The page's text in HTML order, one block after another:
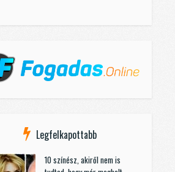
Legfelkapottabb
10 színész, akiről nem is